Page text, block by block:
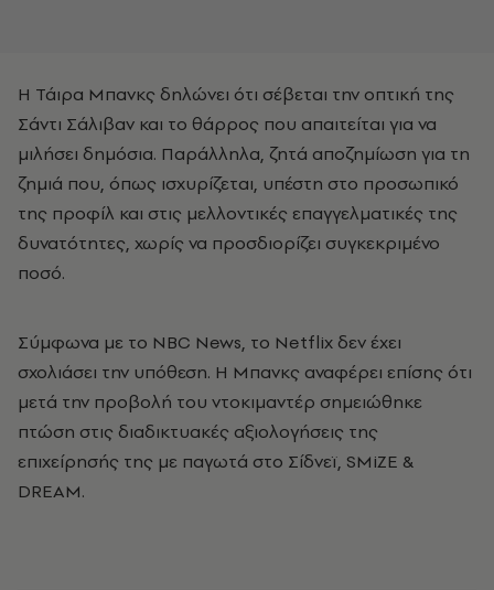
Η Τάιρα Μπανκς δηλώνει ότι σέβεται την οπτική της
Σάντι Σάλιβαν και το θάρρος που απαιτείται για να
μιλήσει δημόσια. Παράλληλα, ζητά αποζημίωση για τη
ζημιά που, όπως ισχυρίζεται, υπέστη στο προσωπικό
της προφίλ και στις μελλοντικές επαγγελματικές της
δυνατότητες, χωρίς να προσδιορίζει συγκεκριμένο
ποσό.
Σύμφωνα με το NBC News, το Netflix δεν έχει
σχολιάσει την υπόθεση. Η Μπανκς αναφέρει επίσης ότι
μετά την προβολή του ντοκιμαντέρ σημειώθηκε
πτώση στις διαδικτυακές αξιολογήσεις της
επιχείρησής της με παγωτά στο Σίδνεϊ, SMiZE &
DREAM.